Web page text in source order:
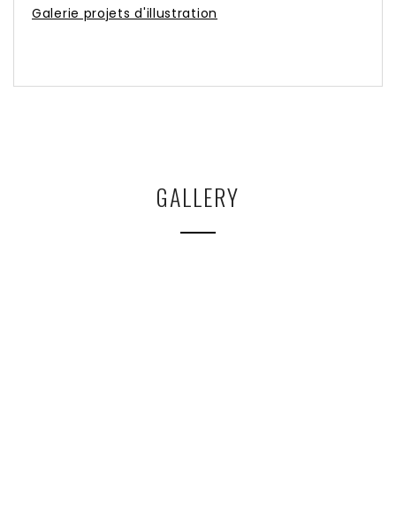
Galerie projets d'illustration
GALLERY